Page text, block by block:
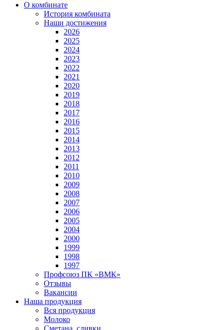
О комбинате
История комбината
Наши достижения
2026
2025
2024
2023
2022
2021
2020
2019
2018
2017
2016
2015
2014
2013
2012
2011
2010
2009
2008
2007
2006
2005
2004
2000
1999
1998
1997
Профсоюз ПК «ВМК»
Отзывы
Вакансии
Наша продукция
Вся продукция
Молоко